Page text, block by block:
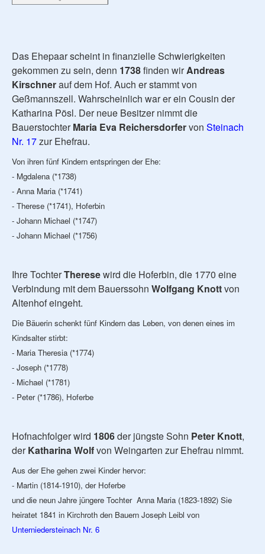
Das Ehepaar scheint in finanzielle Schwierigkeiten
gekommen zu sein, denn 1738finden wirAndreas
Kirschnerauf dem Hof. Auch er stammt von
Geßmannszell. Wahrscheinlich war er ein Cousin der
Katharina Pösl. Der neue Besitzer nimmt die
BauerstochterMaria Eva Reichersdorfervon Steinach
Nr. 17zur Ehefrau.
Von ihren fünf Kindern entspringen der Ehe:
- Mgdalena (*1738)
- Anna Maria (*1741)
- Therese (*1741), Hoferbin
- Johann Michael (*1747)
- Johann Michael (*1756)
Ihre TochterTheresewird die Hoferbin, die 1770 eine
Verbindung mit dem Bauerssohn Wolfgang Knottvon
Altenhof eingeht.
Die Bäuerin schenkt fünf Kindern das Leben, von denen eines im
Kindsalter stirbt:
- Maria Theresia (*1774)
- Joseph (*1778)
- Michael (*1781)
- Peter (*1786), Hoferbe
Hofnachfolger wird 1806der jüngste Sohn Peter Knott,
derKatharina Wolfvon Weingarten zur Ehefrau nimmt.
Aus der Ehe gehen zwei Kinder hervor:
- Martin (1814-1910), der Hoferbe
und die neun Jahre jüngere Tochter Anna Maria (1823-1892) Sie
heiratet 1841 in Kirchroth den Bauern Joseph Leibl von
Unterniedersteinach Nr. 6